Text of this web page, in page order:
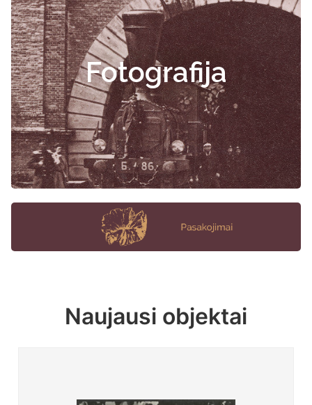
Fotografija
Naujausi objektai